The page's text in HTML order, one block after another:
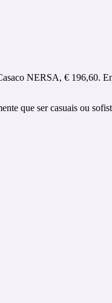
NERSA, € 196,60.
que ser casuais ou